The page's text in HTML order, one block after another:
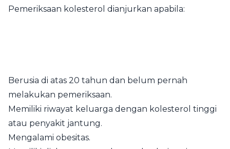
Pemeriksaan kolesterol dianjurkan apabila:
Berusia di atas 20 tahun dan belum pernah
melakukan pemeriksaan.
Memiliki riwayat keluarga dengan kolesterol tinggi
atau penyakit jantung.
Mengalami obesitas.